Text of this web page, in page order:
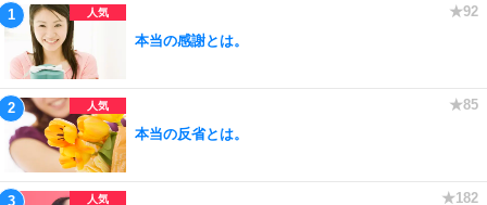
本当の感謝とは。
本当の反省とは。